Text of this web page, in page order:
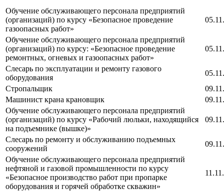
Обучение обслуживающего персонала предприятий
(организаций) по курсу «Безопасное проведение
газоопасных работ»
Обучение обслуживающего персонала предприятий
(организаций) по курсу: «Безопасное проведение
ремонтных, огневых и газоопасных работ»
Слесарь по эксплуатации и ремонту газового
оборудования
Стропальщик
Машинист крана крановщик
Обучение обслуживающего персонала предприятий
(организаций) по курсу «Рабочий люльки, находящийся
на подъемнике (вышке)»
Слесарь по ремонту и обслуживанию подъемных
сооружений
Обучение обслуживающего персонала предприятий
нефтяной и газовой промышленности по курсу
«Безопасное производство работ при пропарке
оборудования и горячей обработке скважин»